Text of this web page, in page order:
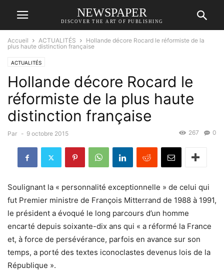
NEWSPAPER
DISCOVER THE ART OF PUBLISHING
Accueil ACTUALITÉS
Hollande décore Rocard le réformiste de la
plus haute distinction française
ACTUALITÉS
Hollande décore Rocard le
réformiste de la plus haute
distinction française
Par - 9 octobre 2015 0
267
Soulignant la « personnalité exceptionnelle » de celui qui
fut Premier ministre de François Mitterrand de 1988 à 1991,
le président a évoqué le long parcours d’un homme
encarté depuis soixante-dix ans qui « a réformé la France
et, à force de persévérance, parfois en avance sur son
temps, a porté des textes iconoclastes devenus lois de la
République ».